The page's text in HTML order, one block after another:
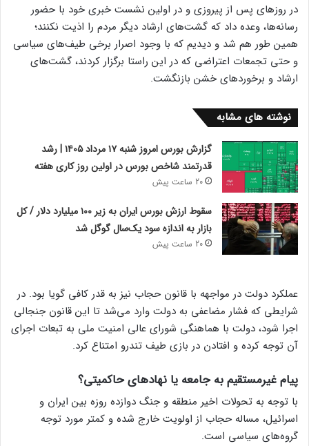
در روز‌های پس از پیروزی و در اولین نشست خبری خود با حضور
رسانه‌ها، وعده داد که گشت‌های ارشاد دیگر مردم را اذیت نکنند؛
همین طور هم شد و دیدیم که با وجود اصرار برخی طیف‌های سیاسی
و حتی تجمعات اعتراضی که در این راستا برگزار کردند، گشت‌های
ارشاد و برخورد‌های خشن بازنگشت.
نوشته های مشابه
گزارش بورس امروز شنبه ۱۷ مرداد ۱۴۰۵ | رشد
قدرتمند شاخص بورس در اولین روز کاری هفته
20 ساعت پیش
سقوط ارزش بورس ایران به زیر ۱۰۰ میلیارد دلار / کل
بازار به اندازه سود یک‌سال گوگل شد
20 ساعت پیش
عملکرد دولت در مواجهه با قانون حجاب نیز به قدر کافی گویا بود. در
شرایطی که فشار مضاعفی به دولت وارد می‌شد تا این قانون جنجالی
اجرا شود، دولت با هماهنگی شورای عالی امنیت ملی به تبعات اجرای
آن توجه کرده و افتادن در بازی طیف تندرو امتناع کرد.
پیام غیرمستقیم به جامعه یا نهاد‌های حاکمیتی؟
با توجه به تحولات اخیر منطقه و جنگ دوازده روزه بین ایران و
اسرائیل، مساله حجاب از اولویت خارج شده و کمتر مورد توجه
گروه‌های سیاسی است.